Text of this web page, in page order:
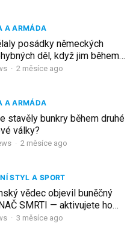
A ARMÁDA
posádky německých
děl, když jim během
průlomu došla munice?
· 2 měsíce ago
A ARMÁDA
stavěly bunkry během druhé
války?
· 2 měsíce ago
STYL A SPORT
vědec objevil buněčný
SMRTI — aktivujete ho
každou noc během spánku
· 3 měsíce ago